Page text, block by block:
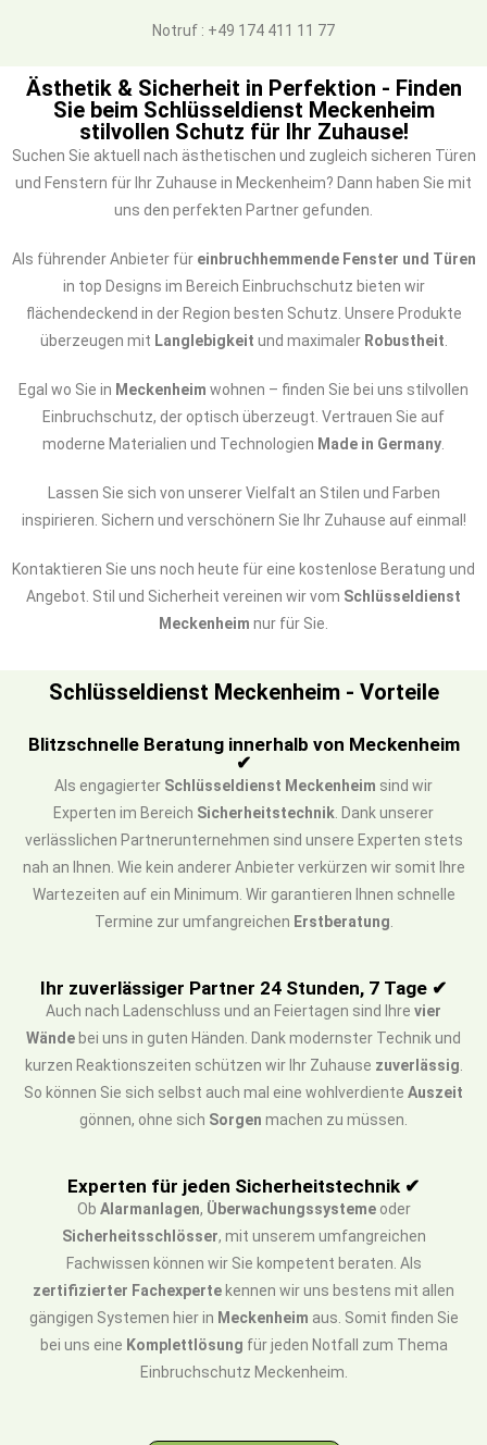
Notruf : +49 174 411 11 77
Ästhetik & Sicherheit in Perfektion - Finden
Sie beim Schlüsseldienst Meckenheim
stilvollen Schutz für Ihr Zuhause!
Suchen Sie aktuell nach ästhetischen und zugleich sicheren Türen
und Fenstern für Ihr Zuhause in Meckenheim? Dann haben Sie mit
uns den perfekten Partner gefunden.
Als führender Anbieter für einbruchhemmende Fenster und Türen
in top Designs im Bereich Einbruchschutz bieten wir
flächendeckend in der Region besten Schutz. Unsere Produkte
überzeugen mit Langlebigkeit und maximaler Robustheit
Egal wo Sie in Meckenheim wohnen – finden Sie bei uns stilvollen
Einbruchschutz, der optisch überzeugt. Vertrauen Sie auf
moderne Materialien und Technologien Made in Germany
Lassen Sie sich von unserer Vielfalt an Stilen und Farben
inspirieren. Sichern und verschönern Sie Ihr Zuhause auf einmal!
Kontaktieren Sie uns noch heute für eine kostenlose Beratung und
Angebot. Stil und Sicherheit vereinen wir vom Schlüsseldienst
Meckenheim nur für Sie.
Schlüsseldienst Meckenheim - Vorteile
Blitzschnelle Beratung innerhalb von Meckenheim
✔
Als engagierter Schlüsseldienst Meckenheim sind wir
Experten im Bereich Sicherheitstechnik . Dank unserer
verlässlichen Partnerunternehmen sind unsere Experten stets
nah an Ihnen. Wie kein anderer Anbieter verkürzen wir somit Ihre
Wartezeiten auf ein Minimum. Wir garantieren Ihnen schnelle
Termine zur umfangreichen Erstberatung
Ihr zuverlässiger Partner 24 Stunden, 7 Tage ✔
Auch nach Ladenschluss und an Feiertagen sind Ihre vier
Wände bei uns in guten Händen. Dank modernster Technik und
kurzen Reaktionszeiten schützen wir Ihr Zuhause zuverlässig
So können Sie sich selbst auch mal eine wohlverdiente Auszeit
gönnen, ohne sich Sorgen machen zu müssen.
Experten für jeden Sicherheitstechnik ✔
Ob Alarmanlagen, Überwachungssystemeoder
Sicherheitsschlösser, mit unserem umfangreichen
Fachwissen können wir Sie kompetent beraten. Als
zertifizierter Fachexperte kennen wir uns bestens mit allen
gängigen Systemen hier in Meckenheim aus. Somit finden Sie
bei uns eine Komplettlösung für jeden Notfall zum Thema
Einbruchschutz Meckenheim.